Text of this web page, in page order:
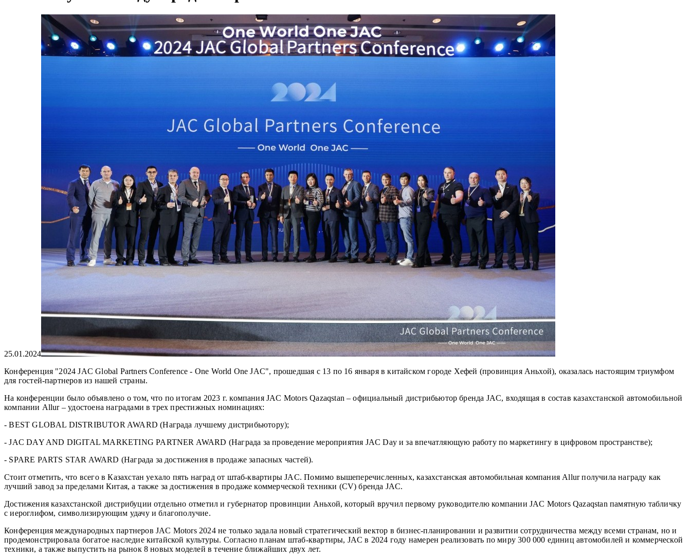
25.01.2024
Конференция "2024 JAC Global Partners Conference - One World One JAC", прошедшая с 13 по 16 января в китайском городе Хефей (провинция Аньхой), оказалась настоящим триумфом
для гостей-партнеров из нашей страны.
На конференции было объявлено о том, что по итогам 2023 г. компания JAC Motors Qazaqstan – официальный дистрибьютор бренда JAC, входящая в состав казахстанской автомобильной
компании Allur – удостоена наградами в трех престижных номинациях:
- BEST GLOBAL DISTRIBUTOR AWARD (Награда лучшему дистрибьютору);
- JAC DAY AND DIGITAL MARKETING PARTNER AWARD (Награда за проведение мероприятия JAC Day и за впечатляющую работу по маркетингу в цифровом пространстве);
- SPARE PARTS STAR AWARD (Награда за достижения в продаже запасных частей).
Стоит отметить, что всего в Казахстан уехало пять наград от штаб-квартиры JAC. Помимо вышеперечисленных, казахстанская автомобильная компания Allur получила награду как
лучший завод за пределами Китая, а также за достижения в продаже коммерческой техники (CV) бренда JAC.
Достижения казахстанской дистрибуции отдельно отметил и губернатор провинции Аньхой, который вручил первому руководителю компании JAC Motors Qazaqstan памятную табличку
с иероглифом, символизирующим удачу и благополучие.
Конференция международных партнеров JAC Motors 2024 не только задала новый стратегический вектор в бизнес-планировании и развитии сотрудничества между всеми странам, но и
продемонстрировала богатое наследие китайской культуры. Согласно планам штаб-квартиры, JAC в 2024 году намерен реализовать по миру 300 000 единиц автомобилей и коммерческой
техники, а также выпустить на рынок 8 новых моделей в течение ближайших двух лет.